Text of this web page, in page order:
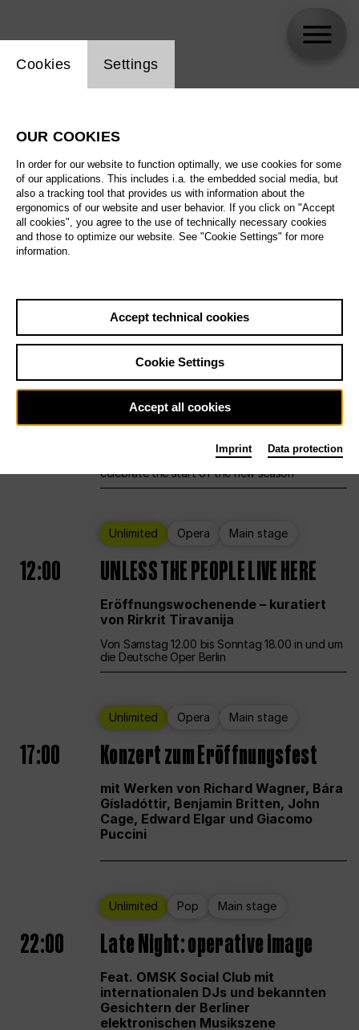
All artistic fields
All locations
All features
Sat29.8.
Ballet Main stage Staatsballett Berlin
12:00 Eröffnungswochenende
Deutsche Oper Berlin opens its doors to
celebrate the start of the new season
Unlimited Opera Main stage
12:00 UNLESS THE PEOPLE LIVE HERE
Eröffnungswochenende – kuratiert
von Rirkrit Tiravanija
Von Samstag 12.00 bis Sonntag 18.00 in und um
die Deutsche Oper Berlin
Unlimited Opera Main stage
17:00 Konzert zum Eröffnungsfest
mit Werken von Richard Wagner, Bára
Gísladóttir, Benjamin Britten, John
Cage, Edward Elgar und Giacomo
Puccini
Unlimited Pop Main stage
22:00 Late Night: operative image
Feat. OMSK Social Club mit
internationalen DJs und bekannten
Gesichtern der Berliner
elektronischen Musikszene
Website cookie setting
Cookies Settings
OUR COOKIES
In order for our website to function optimally, we use cookies for some
of our applications. This includes i.a. the embedded social media, but
also a tracking tool that provides us with information about the
ergonomics of our website and user behavior. If you click on "Accept
all cookies", you agree to the use of technically necessary cookies
and those to optimize our website. See "Cookie Settings" for more
information.
Accept technical cookies
Cookie Settings
Accept all cookies
Imprint Data protection